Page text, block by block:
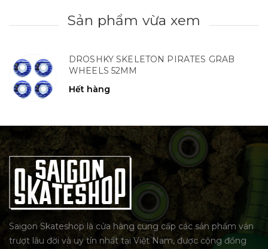
Sản phẩm vừa xem
DROSHKY SKELETON PIRATES GRAB
WHEELS 52MM
Hết hàng
Saigon Skateshop là cửa hàng cung cấp các sản phẩm ván
trượt lâu đời và uy tín nhất tại Việt Nam, được cộng đồng